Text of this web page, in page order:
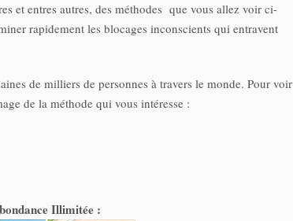
et entres autres, des méthodes que vous allez voir ci-
rapidement les blocages inconscients qui entravent
de milliers de personnes à travers le monde. Pour voir
de la méthode qui vous intéresse :
Illimitée :